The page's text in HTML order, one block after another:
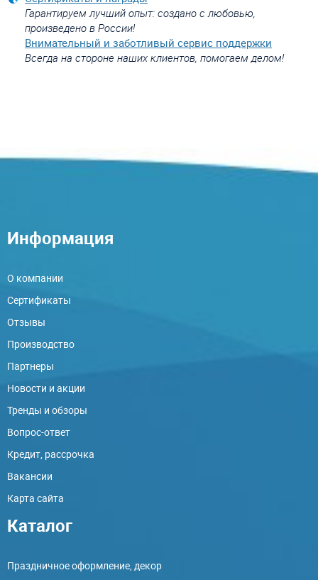
Гарантируем лучший опыт: создано с любовью,
произведено в России!
Внимательный и заботливый сервис поддержки
Всегда на стороне наших клиентов, помогаем делом!
Информация
О компании
Сертификаты
Отзывы
Производство
Партнеры
Новости и акции
Тренды и обзоры
Вопрос-ответ
Кредит, рассрочка
Вакансии
Карта сайта
Каталог
Праздничное оформление, декор